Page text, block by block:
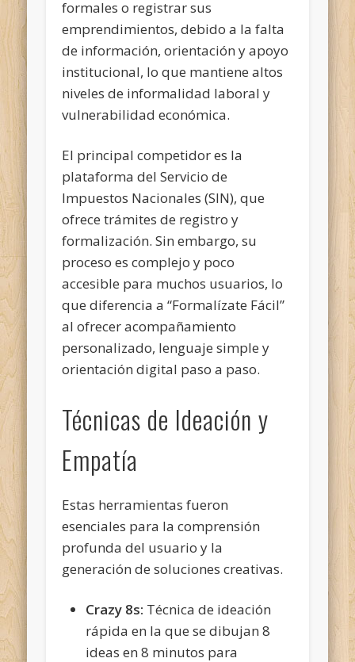
formales o registrar sus
emprendimientos, debido a la falta
de información, orientación y apoyo
institucional, lo que mantiene altos
niveles de informalidad laboral y
vulnerabilidad económica.
El principal competidor es la
plataforma del Servicio de
Impuestos Nacionales (SIN), que
ofrece trámites de registro y
formalización. Sin embargo, su
proceso es complejo y poco
accesible para muchos usuarios, lo
que diferencia a “Formalízate Fácil”
al ofrecer acompañamiento
personalizado, lenguaje simple y
orientación digital paso a paso.
Técnicas de Ideación y
Empatía
Estas herramientas fueron
esenciales para la comprensión
profunda del usuario y la
generación de soluciones creativas.
Crazy 8s: Técnica de ideación
rápida en la que se dibujan 8
ideas en 8 minutos para